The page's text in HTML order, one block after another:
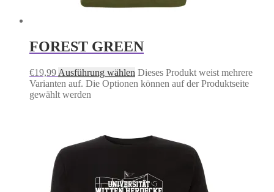
FOREST GREEN
€19,99 Ausführung wählen Dieses Produkt weist mehrere
Varianten auf. Die Optionen können auf der Produktseite
gewählt werden